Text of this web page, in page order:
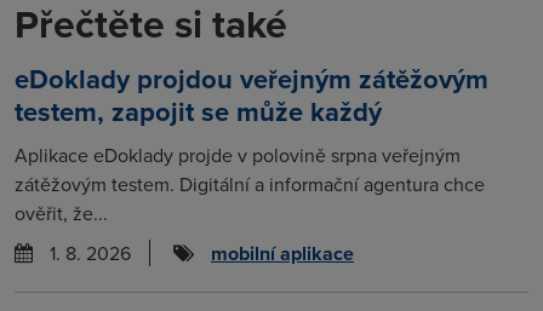
Přečtěte si také
eDoklady projdou veřejným zátěžovým
testem, zapojit se může každý
Aplikace eDoklady projde v polovině srpna veřejným
zátěžovým testem. Digitální a informační agentura chce
ověřit, že...
1. 8. 2026
mobilní aplikace